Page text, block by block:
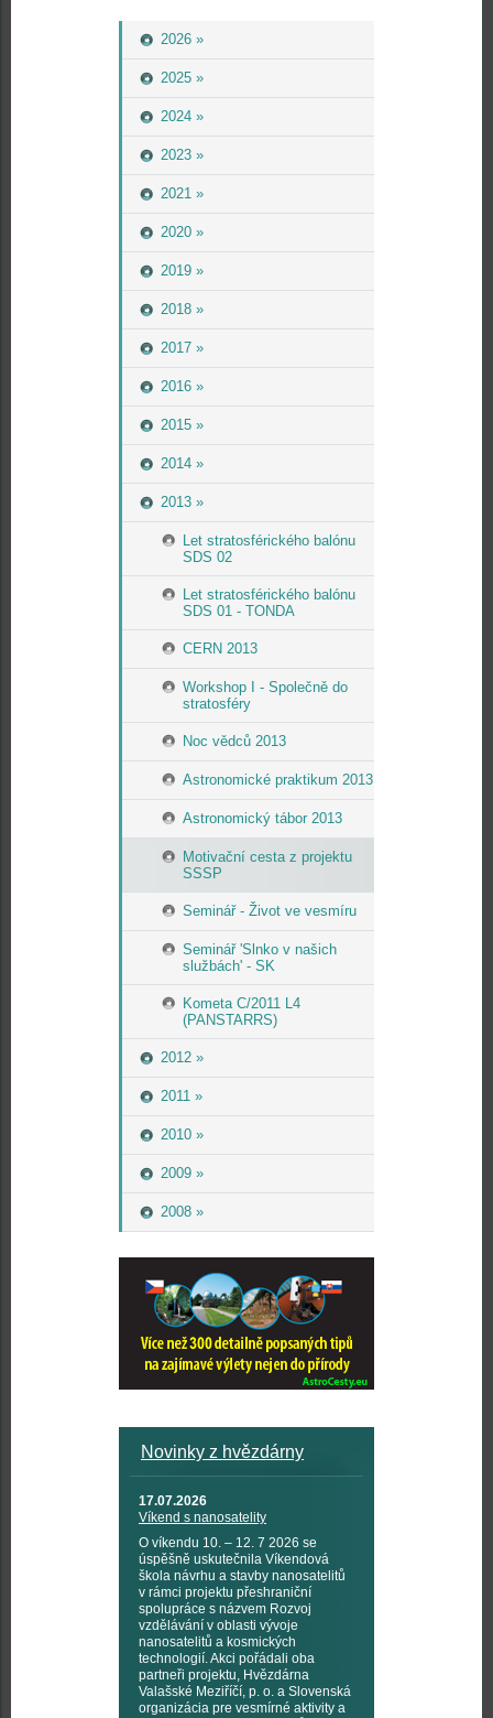
2026 »
2025 »
2024 »
2023 »
2021 »
2020 »
2019 »
2018 »
2017 »
2016 »
2015 »
2014 »
2013 »
Let stratosférického balónu
SDS 02
Let stratosférického balónu
SDS 01 - TONDA
CERN 2013
Workshop I - Společně do
stratosféry
Noc vědců 2013
Astronomické praktikum 2013
Astronomický tábor 2013
Motivační cesta z projektu
SSSP
Seminář - Život ve vesmíru
Seminář 'Slnko v našich
službách' - SK
Kometa C/2011 L4
(PANSTARRS)
2012 »
2011 »
2010 »
2009 »
2008 »
Novinky z hvězdárny
17.07.2026
Víkend s nanosatelity
O víkendu 10. – 12. 7 2026 se
úspěšně uskutečnila Víkendová
škola návrhu a stavby nanosatelitů
v rámci projektu přeshraniční
spolupráce s názvem Rozvoj
vzdělávání v oblasti vývoje
nanosatelitů a kosmických
technologií. Akci pořádali oba
partneři projektu, Hvězdárna
Valašské Meziříčí, p. o. a Slovenská
organizácia pre vesmírné aktivity a